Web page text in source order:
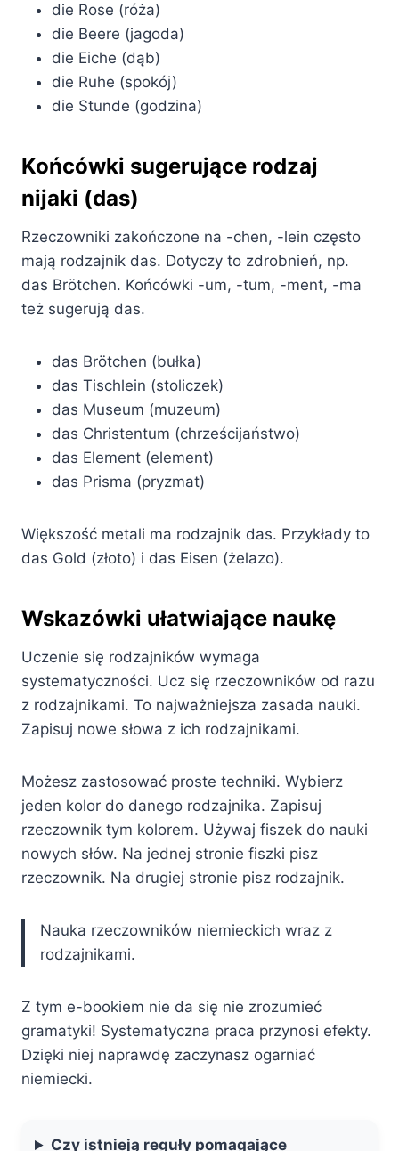
die Rose (róża)
die Beere (jagoda)
die Eiche (dąb)
die Ruhe (spokój)
die Stunde (godzina)
Końcówki sugerujące rodzaj
nijaki (das)
Rzeczowniki zakończone na -chen, -lein często
mają rodzajnik das. Dotyczy to zdrobnień, np.
das Brötchen. Końcówki -um, -tum, -ment, -ma
też sugerują das.
das Brötchen (bułka)
das Tischlein (stoliczek)
das Museum (muzeum)
das Christentum (chrześcijaństwo)
das Element (element)
das Prisma (pryzmat)
Większość metali ma rodzajnik das. Przykłady to
das Gold (złoto) i das Eisen (żelazo).
Wskazówki ułatwiające naukę
Uczenie się rodzajników wymaga
systematyczności. Ucz się rzeczowników od razu
z rodzajnikami. To najważniejsza zasada nauki.
Zapisuj nowe słowa z ich rodzajnikami.
Możesz zastosować proste techniki. Wybierz
jeden kolor do danego rodzajnika. Zapisuj
rzeczownik tym kolorem. Używaj fiszek do nauki
nowych słów. Na jednej stronie fiszki pisz
rzeczownik. Na drugiej stronie pisz rodzajnik.
Nauka rzeczowników niemieckich wraz z
rodzajnikami.
Z tym e-bookiem nie da się nie zrozumieć
gramatyki! Systematyczna praca przynosi efekty.
Dzięki niej naprawdę zaczynasz ogarniać
niemiecki.
Czy istnieją reguły pomagające